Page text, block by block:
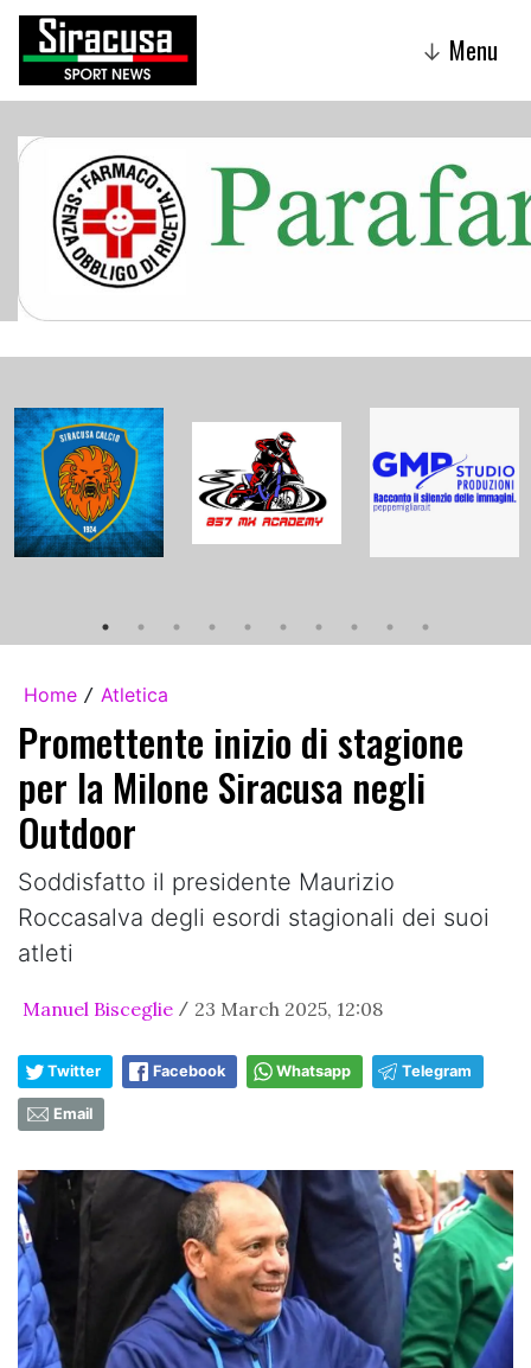
↓ Menu
Home / Atletica
Promettente inizio di stagione
per la Milone Siracusa negli
Outdoor
Soddisfatto il presidente Maurizio
Roccasalva degli esordi stagionali dei suoi
atleti
Manuel Bisceglie / 23 March 2025, 12:08
Twitter Facebook Whatsapp Telegram
Email